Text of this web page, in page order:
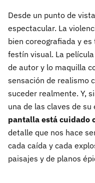
Desde un punto de
espectacular. La
bien coreografiada y
festín visual. La
de autor y lo maquilla
sensación de realismo
suceder realmente. Y,
una de las claves de su
pantalla está cuidado
detalle que nos hace
cada caída y cada
paisajes y de planos